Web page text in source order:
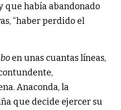
que había abandonado
“haber perdido el
en unas cuantas líneas,
Anaconda, la
que decide ejercer su